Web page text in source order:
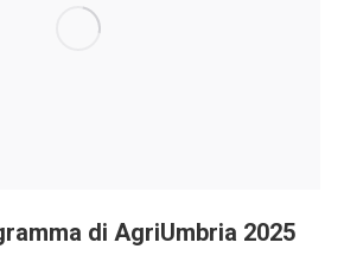
di AgriUmbria 2025